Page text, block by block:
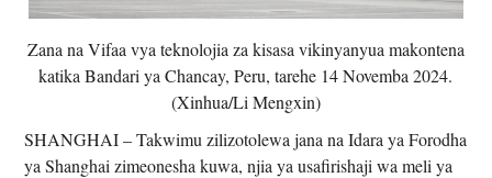
Zana na Vifaa vya teknolojia za kisasa vikinyanyua makontena
katika Bandari ya Chancay, Peru, tarehe 14 Novemba 2024.
(Xinhua/Li Mengxin)
SHANGHAI – Takwimu zilizotolewa jana na Idara ya Forodha
ya Shanghai zimeonesha kuwa, njia ya usafirishaji wa meli ya